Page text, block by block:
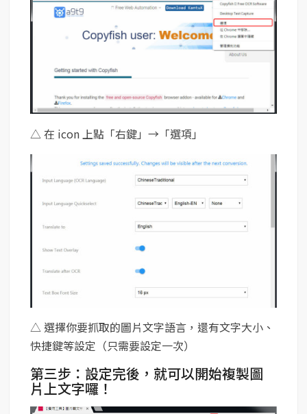
△ 在 icon 上點「右鍵」→「選項」
△ 選擇你要抓取的圖片文字語言，還有文字大小、
快捷鍵等設定（只需要設定一次）
第三步：設定完後，就可以開始複製圖
片上文字囉！